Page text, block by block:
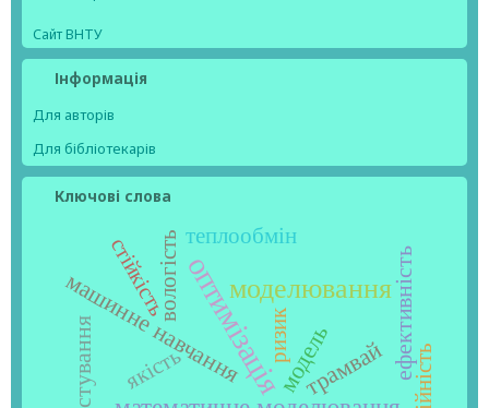
Сайт ВНТУ
Інформація
Для авторів
Для бібліотекарів
Ключові слова
оптимізація
моделюванняефективність
машинне навчання модель
трамвай
вологість
ризик
теплообмін
стійкість
якість